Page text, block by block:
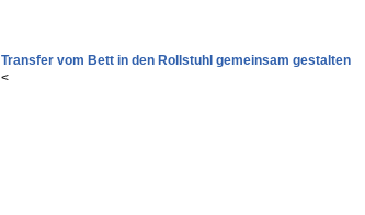
Transfer vom Bett in den Rollstuhl gemeinsam gestalten
<